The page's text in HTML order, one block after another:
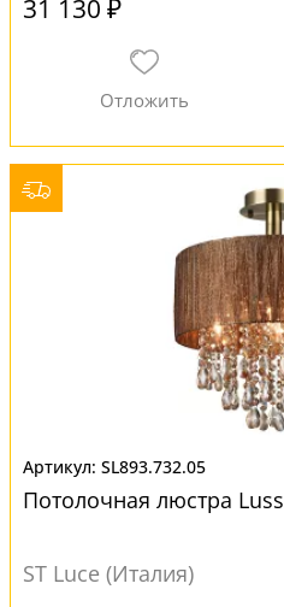
31 130 ₽
SL893.732.05
Потолочная люстра
ST Luce (Италия)